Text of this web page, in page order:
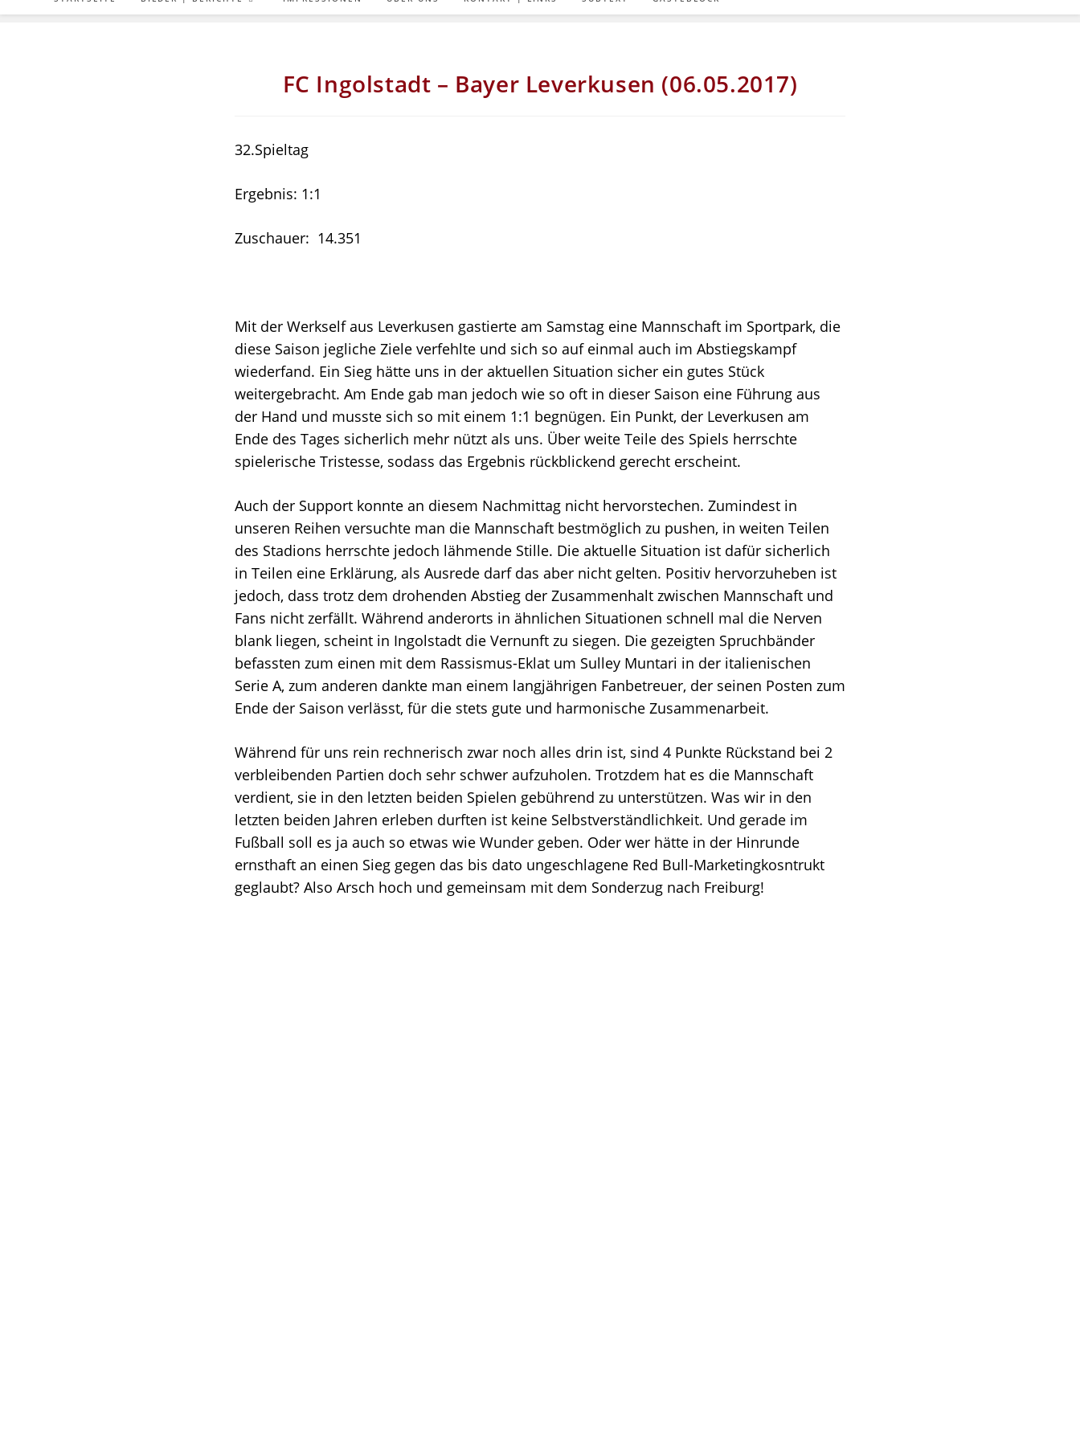
FC Ingolstadt – Bayer Leverkusen (06.05.2017)
32.Spieltag
Ergebnis: 1:1
Zuschauer: 14.351
Mit der Werkself aus Leverkusen gastierte am Samstag eine Mannschaft im Sportpark, die
diese Saison jegliche Ziele verfehlte und sich so auf einmal auch im Abstiegskampf
wiederfand. Ein Sieg hätte uns in der aktuellen Situation sicher ein gutes Stück
weitergebracht. Am Ende gab man jedoch wie so oft in dieser Saison eine Führung aus
der Hand und musste sich so mit einem 1:1 begnügen. Ein Punkt, der Leverkusen am
Ende des Tages sicherlich mehr nützt als uns. Über weite Teile des Spiels herrschte
spielerische Tristesse, sodass das Ergebnis rückblickend gerecht erscheint.
Auch der Support konnte an diesem Nachmittag nicht hervorstechen. Zumindest in
unseren Reihen versuchte man die Mannschaft bestmöglich zu pushen, in weiten Teilen
des Stadions herrschte jedoch lähmende Stille. Die aktuelle Situation ist dafür sicherlich
in Teilen eine Erklärung, als Ausrede darf das aber nicht gelten. Positiv hervorzuheben ist
jedoch, dass trotz dem drohenden Abstieg der Zusammenhalt zwischen Mannschaft und
Fans nicht zerfällt. Während anderorts in ähnlichen Situationen schnell mal die Nerven
blank liegen, scheint in Ingolstadt die Vernunft zu siegen. Die gezeigten Spruchbänder
befassten zum einen mit dem Rassismus-Eklat um Sulley Muntari in der italienischen
Serie A, zum anderen dankte man einem langjährigen Fanbetreuer, der seinen Posten zum
Ende der Saison verlässt, für die stets gute und harmonische Zusammenarbeit.
Während für uns rein rechnerisch zwar noch alles drin ist, sind 4 Punkte Rückstand bei 2
verbleibenden Partien doch sehr schwer aufzuholen. Trotzdem hat es die Mannschaft
verdient, sie in den letzten beiden Spielen gebührend zu unterstützen. Was wir in den
letzten beiden Jahren erleben durften ist keine Selbstverständlichkeit. Und gerade im
Fußball soll es ja auch so etwas wie Wunder geben. Oder wer hätte in der Hinrunde
ernsthaft an einen Sieg gegen das bis dato ungeschlagene Red Bull-Marketingkosntrukt
geglaubt? Also Arsch hoch und gemeinsam mit dem Sonderzug nach Freiburg!